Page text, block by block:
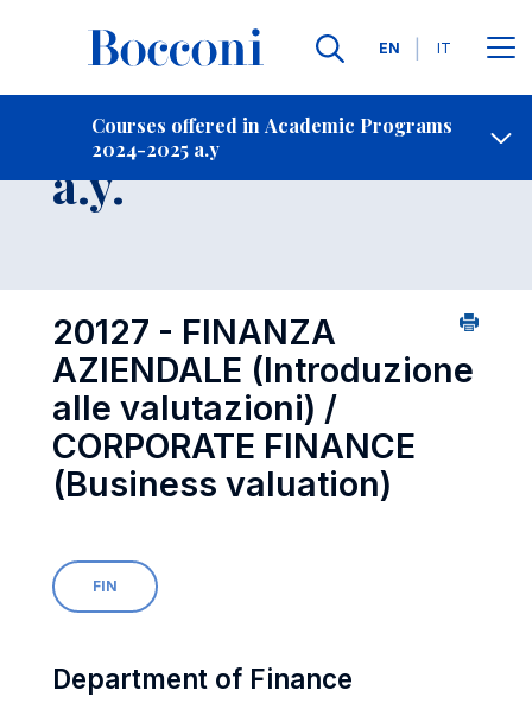
Languages
EN IT
Courses offered in Academic Programs
2024-2025 a.y
Contact Us
Course 2024-2025
a.y.
20127 - FINANZA
AZIENDALE (Introduzione
alle valutazioni) /
CORPORATE FINANCE
(Business valuation)
FIN
Department of Finance